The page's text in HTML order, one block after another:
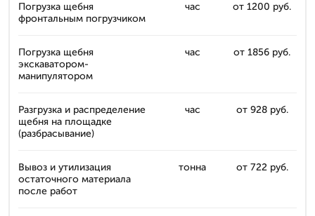
Погрузка щебня
фронтальным погрузчиком
час от 1200 руб.
Погрузка щебня
экскаватором-
манипулятором
час от 1856 руб.
Разгрузка и распределение
щебня на площадке
(разбрасывание)
час от 928 руб.
Вывоз и утилизация
остаточного материала
после работ
тонна от 722 руб.